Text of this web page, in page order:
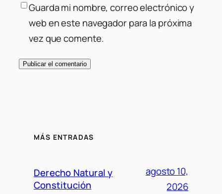
Guarda mi nombre, correo electrónico y
web en este navegador para la próxima
vez que comente.
MÁS ENTRADAS
Derecho Natural y
Constitución
agosto 10,
2026